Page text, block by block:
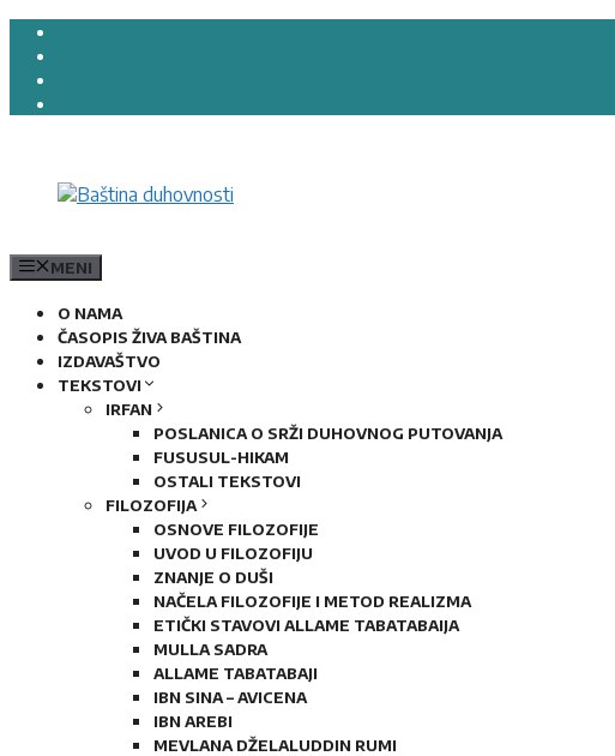
Preskoči
sadržaj
MENI
O NAMA
ČASOPIS ŽIVA BAŠTINA
IZDAVAŠTVO
TEKSTOVI
IRFAN
POSLANICA O SRŽI DUHOVNOG PUTOVANJA
FUSUSUL-HIKAM
OSTALI TEKSTOVI
FILOZOFIJA
OSNOVE FILOZOFIJE
UVOD U FILOZOFIJU
ZNANJE O DUŠI
NAČELA FILOZOFIJE I METOD REALIZMA
ETIČKI STAVOVI ALLAME TABATABAIJA
MULLA SADRA
ALLAME TABATABAJI
IBN SINA – AVICENA
IBN AREBI
MEVLANA DŽELALUDDIN RUMI